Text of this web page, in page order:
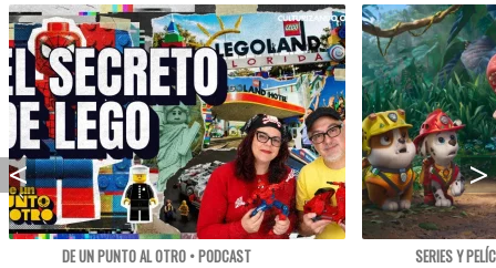
DE UN PUNTO AL OTRO • PODCAST
SERIES Y